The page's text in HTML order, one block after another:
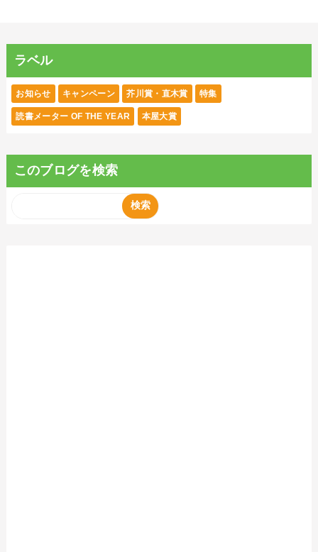
ラベル
お知らせ キャンペーン 芥川賞・直木賞 特集
読書メーター OF THE YEAR 本屋大賞
このブログを検索